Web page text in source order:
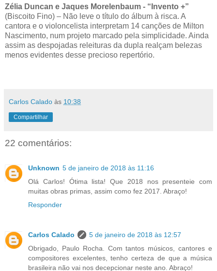
Zélia Duncan e Jaques Morelenbaum - “Invento +”
(Biscoito Fino) – Não leve o título do álbum à risca. A
cantora e o violoncelista interpretam 14 canções de Milton
Nascimento, num projeto marcado pela simplicidade. Ainda
assim as despojadas releituras da dupla realçam belezas
menos evidentes desse precioso repertório.
Carlos Calado às 10:38
Compartilhar
22 comentários:
Unknown 5 de janeiro de 2018 às 11:16
Olá Carlos! Ótima lista! Que 2018 nos presenteie com
muitas obras primas, assim como fez 2017. Abraço!
Responder
Carlos Calado
5 de janeiro de 2018 às 12:57
Obrigado, Paulo Rocha. Com tantos músicos, cantores e
compositores excelentes, tenho certeza de que a música
brasileira não vai nos decepcionar neste ano. Abraço!